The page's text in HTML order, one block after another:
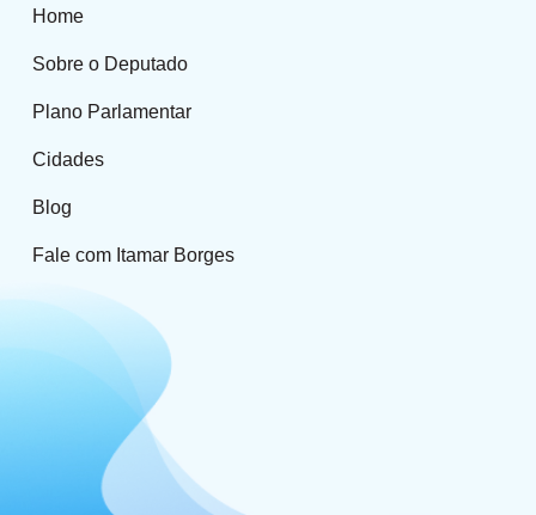
Home
Sobre o Deputado
Plano Parlamentar
Cidades
Blog
Fale com Itamar Borges